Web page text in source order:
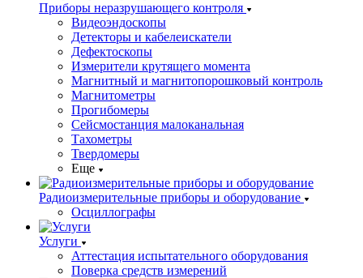
Приборы неразрушающего контроля
Видеоэндоскопы
Детекторы и кабелеискатели
Дефектоскопы
Измерители крутящего момента
Магнитный и магнитопорошковый контроль
Магнитометры
Прогибомеры
Сейсмостанция малоканальная
Тахометры
Твердомеры
Еще
Радиоизмерительные приборы и оборудование
Осциллографы
Услуги
Аттестация испытательного оборудования
Поверка средств измерений